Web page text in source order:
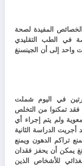
المفيدة لصحة
في الطب التقليدي
واحد إلى أن الجينسنغ
في اليوم شملت
في قائمتهم لمدة 8 أسابيع فقد تمكنوا من التخلص
ولم يتم إجراء أي
أجريت الدراسة الثانية
تراكم الدهون ويمنع
يمكن أن يحفز فقدان
للأشخاص الذين